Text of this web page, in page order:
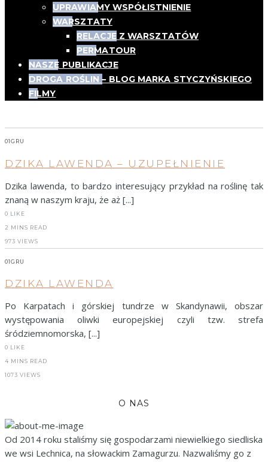
UPRAWIAMY WSPÓŁISTNIENIE
WARSZTATY
RELACJE Z WARSZTATÓW
PERMATOUR
NASZE PUBLIKACJE
DROGA ROŚLIN – BLOG MARKA STYCZYŃSKIEGO
FILMY
01GRU
DZIKA LAWENDA – UZUPEŁNIENIE
Dzika lawenda, to bardzo interesujący przykład na roślinę tak
znaną w naszym kraju, że aż [...]
0 LIKE
2 MINS READ
973 VIEWS
01GRU
DZIKA LAWENDA
Po Karpatach i górskiej tundrze w Skandynawii, obszar
występowania oliwki europejskiej czyli tzw. strefa
śródziemnomorska, [...]
0 LIKE
4 MINS READ
1073 VIEWS
O NAS
Od 2014 roku staliśmy się gospodarzami niewielkiego siedliska
we wsi Lechnica, na słowackim Zamagurzu. Nazwaliśmy go z